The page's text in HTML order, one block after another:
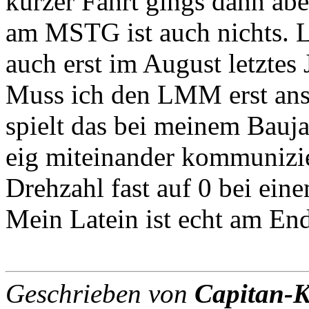
am MSTG ist auch nichts.
auch erst im August letztes
Muss ich den LMM erst
spielt das bei meinem
eig miteinander
Drehzahl fast auf 0 bei
Mein Latein ist echt am
Geschrieben von Capitan-